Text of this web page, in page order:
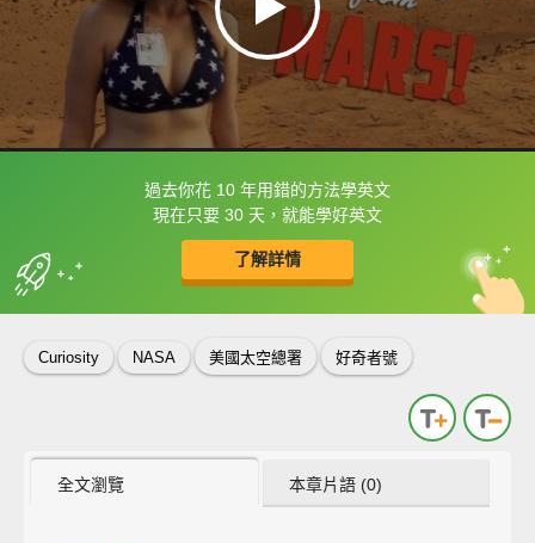
過去你花 10 年用錯的方法學英文
現在只要 30 天，就能學好英文
了解詳情
框選或點兩下字幕可以直接查字典喔！
收錄佳句 中
英
Curiosity NASA 美國太空總署 好奇者號
全文瀏覽 本章片語 (0)